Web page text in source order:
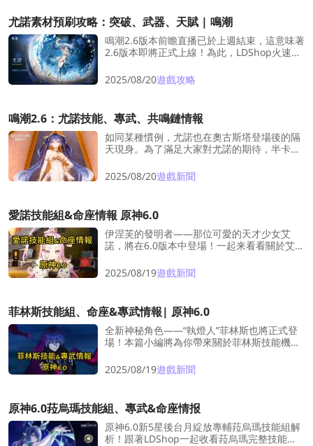
尤諾素材預刷攻略：突破、武器、天賦 | 鳴潮
鳴潮2.6版本前瞻直播已於上週結束，這意味著
2.6版本即將正式上線！為此，LDShop火速為
南。
2025/08/20遊戲攻略
鳴潮2.6：尤諾技能、專武、共鳴鏈情報
如同某種慣例，尤諾也在奧古斯塔登場後的隔
天現身。為了滿足大家對尤諾的期待，半卡皮
情報。
2025/08/20遊戲新聞
愛諾技能組&命座情報 原神6.0
伊涅芙的發明者——那位可愛的天才少女艾
諾，將在6.0版本中登場！一起来看看關於艾諾
2025/08/19遊戲新聞
菲林斯技能組、命座&專武情報| 原神6.0
全新神秘角色——“執燈人”菲林斯也將正式登
場！本篇小編將為你帶來關於菲林斯技能機制
位強力五星雷系主C的亮點！
2025/08/19遊戲新聞
原神6.0菈烏瑪技能組、專武&命座情报
原神6.0新5星後台月綻放專輔菈烏瑪技能組解
析！跟著LDShop一起收看菈烏瑪完整技能